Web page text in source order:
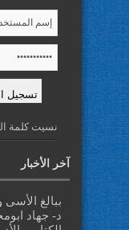
نسيت كلمة
آخر الأخبار
ببالغ
د- جهاد